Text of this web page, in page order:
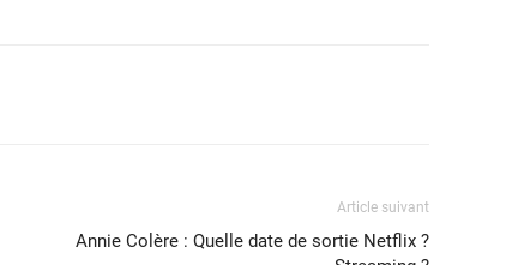
Article suivant
Annie Colère : Quelle date de sortie Netflix ?